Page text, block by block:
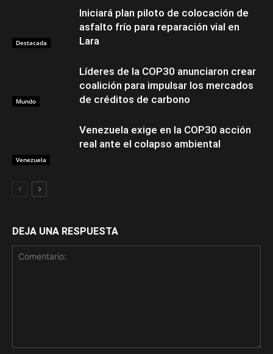
Destacada
Iniciará plan piloto de colocación de
asfalto frío para reparación vial en
Lara
Mundo
Líderes de la COP30 anunciaron crear
coalición para impulsar los mercados
de créditos de carbono
Venezuela
Venezuela exige en la COP30 acción
real ante el colapso ambiental
DEJA UNA RESPUESTA